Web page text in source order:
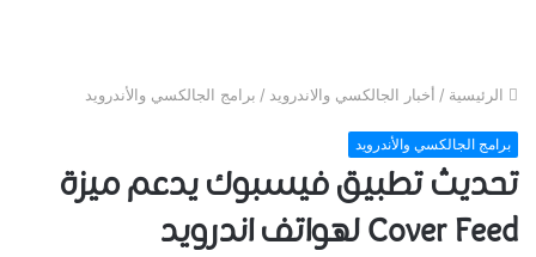
الرئيسية / أخبار الجالكسي والاندرويد / برامج الجالكسي والأندرويد
برامج الجالكسي والأندرويد
تحديث تطبيق فيسبوك يدعم ميزة
Cover Feed لهواتف اندرويد